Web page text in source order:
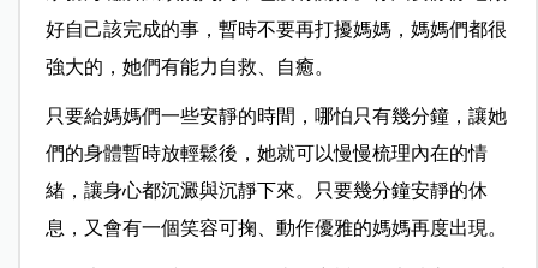
好自己該完成的事，暫時不要再打擾媽媽，媽媽們都很
強大的，她們有能力自救、自癒。
只要給媽媽們一些安靜的時間，哪怕只有幾分鐘，讓她
們的身體暫時放輕鬆後，她就可以慢慢梳理內在的情
緒，讓身心都沉澱與沉靜下來。只要幾分鐘安靜的休
息，又會有一個笑容可掬、動作優雅的媽媽再度出現。